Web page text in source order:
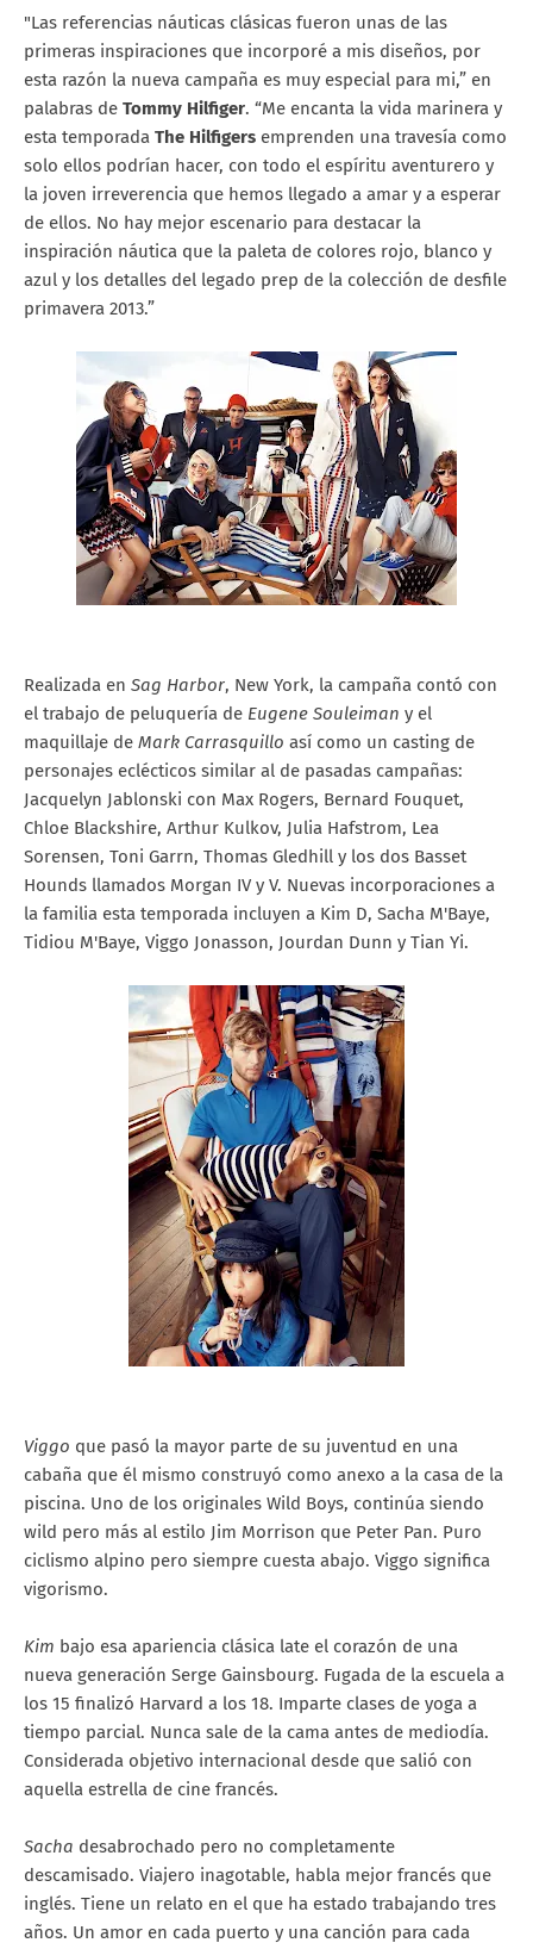
"Las referencias náuticas clásicas fueron unas de las
primeras inspiraciones que incorporé a mis diseños, por
esta razón la nueva campaña es muy especial para mi,” en
palabras de Tommy Hilfiger. “Me encanta la vida marinera y
esta temporada The Hilfigers emprenden una travesía como
solo ellos podrían hacer, con todo el espíritu aventurero y
la joven irreverencia que hemos llegado a amar y a esperar
de ellos. No hay mejor escenario para destacar la
inspiración náutica que la paleta de colores rojo, blanco y
azul y los detalles del legado prep de la colección de desfile
primavera 2013.”
Realizada en Sag Harbor, New York, la campaña contó con
el trabajo de peluquería de Eugene Souleiman y el
maquillaje de Mark Carrasquillo así como un casting de
personajes eclécticos similar al de pasadas campañas:
Jacquelyn Jablonski con Max Rogers, Bernard Fouquet,
Chloe Blackshire, Arthur Kulkov, Julia Hafstrom, Lea
Sorensen, Toni Garrn, Thomas Gledhill y los dos Basset
Hounds llamados Morgan IV y V. Nuevas incorporaciones a
la familia esta temporada incluyen a Kim D, Sacha M'Baye,
Tidiou M'Baye, Viggo Jonasson, Jourdan Dunn y Tian Yi.
Viggo que pasó la mayor parte de su juventud en una
cabaña que él mismo construyó como anexo a la casa de la
piscina. Uno de los originales Wild Boys, continúa siendo
wild pero más al estilo Jim Morrison que Peter Pan. Puro
ciclismo alpino pero siempre cuesta abajo. Viggo significa
vigorismo.
Kim bajo esa apariencia clásica late el corazón de una
nueva generación Serge Gainsbourg. Fugada de la escuela a
los 15 finalizó Harvard a los 18. Imparte clases de yoga a
tiempo parcial. Nunca sale de la cama antes de mediodía.
Considerada objetivo internacional desde que salió con
aquella estrella de cine francés.
Sacha desabrochado pero no completamente
descamisado. Viajero inagotable, habla mejor francés que
inglés. Tiene un relato en el que ha estado trabajando tres
años. Un amor en cada puerto y una canción para cada